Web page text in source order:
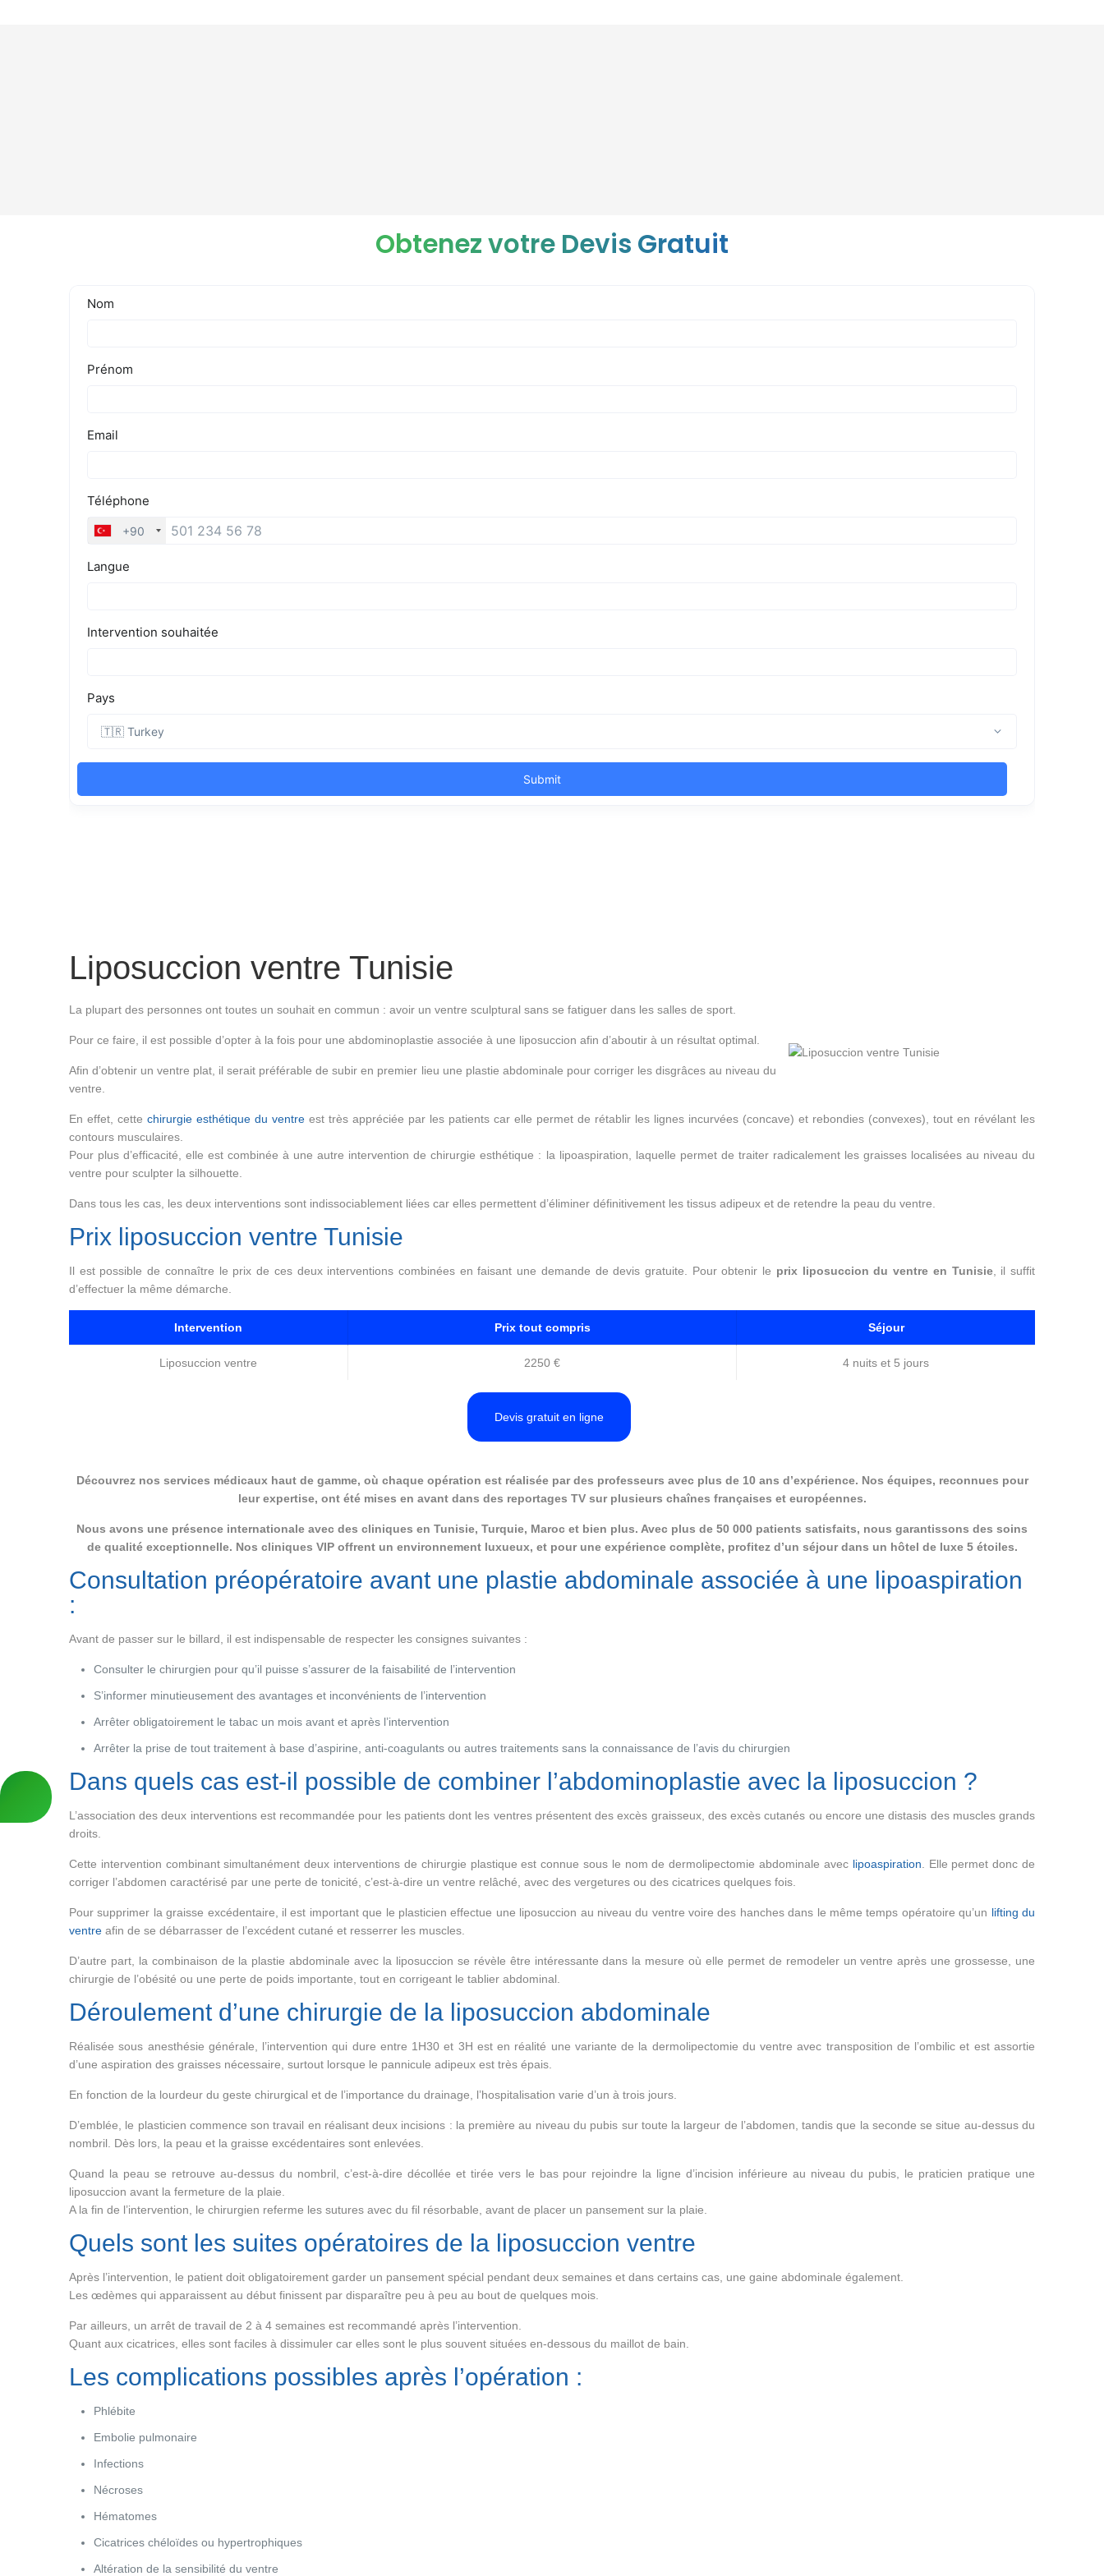
Obtenez votre Devis Gratuit
Liposuccion ventre Tunisie
La plupart des personnes ont toutes un souhait en commun : avoir un ventre sculptural sans se fatiguer dans les salles de sport.
Pour ce faire, il est possible d’opter à la fois pour une abdominoplastie associée à une liposuccion afin d’aboutir à un résultat optimal.
Afin d’obtenir un ventre plat, il serait préférable de subir en premier lieu une plastie abdominale pour corriger les disgrâces au niveau du
ventre.
En effet, cette chirurgie esthétique du ventre est très appréciée par les patients car elle permet de rétablir les lignes incurvées (concave) et rebondies (convexes), tout en révélant les
contours musculaires.
Pour plus d’efficacité, elle est combinée à une autre intervention de chirurgie esthétique : la lipoaspiration, laquelle permet de traiter radicalement les graisses localisées au niveau du
ventre pour sculpter la silhouette.
Dans tous les cas, les deux interventions sont indissociablement liées car elles permettent d’éliminer définitivement les tissus adipeux et de retendre la peau du ventre.
Prix liposuccion ventre Tunisie
Il est possible de connaître le prix de ces deux interventions combinées en faisant une demande de devis gratuite. Pour obtenir le prix liposuccion du ventre en Tunisie, il suffit
d’effectuer la même démarche.
Intervention Prix tout compris Séjour
Liposuccion ventre 2250 € 4 nuits et 5 jours
Devis gratuit en ligne
Découvrez nos services médicaux haut de gamme, où chaque opération est réalisée par des professeurs avec plus de 10 ans d’expérience. Nos équipes, reconnues pour
leur expertise, ont été mises en avant dans des reportages TV sur plusieurs chaînes françaises et européennes.
Nous avons une présence internationale avec des cliniques en Tunisie, Turquie, Maroc et bien plus. Avec plus de 50 000 patients satisfaits, nous garantissons des soins
de qualité exceptionnelle. Nos cliniques VIP offrent un environnement luxueux, et pour une expérience complète, profitez d’un séjour dans un hôtel de luxe 5 étoiles.
Consultation préopératoire avant une plastie abdominale associée à une lipoaspiration
:
Avant de passer sur le billard, il est indispensable de respecter les consignes suivantes :
Consulter le chirurgien pour qu’il puisse s’assurer de la faisabilité de l’intervention
S’informer minutieusement des avantages et inconvénients de l’intervention
Arrêter obligatoirement le tabac un mois avant et après l’intervention
Arrêter la prise de tout traitement à base d’aspirine, anti-coagulants ou autres traitements sans la connaissance de l’avis du chirurgien
Dans quels cas est-il possible de combiner l’abdominoplastie avec la liposuccion ?
L’association des deux interventions est recommandée pour les patients dont les ventres présentent des excès graisseux, des excès cutanés ou encore une distasis des muscles grands
droits.
Cette intervention combinant simultanément deux interventions de chirurgie plastique est connue sous le nom de dermolipectomie abdominale avec lipoaspiration . Elle permet donc de
corriger l’abdomen caractérisé par une perte de tonicité, c’est-à-dire un ventre relâché, avec des vergetures ou des cicatrices quelques fois.
Pour supprimer la graisse excédentaire, il est important que le plasticien effectue une liposuccion au niveau du ventre voire des hanches dans le même temps opératoire qu’un lifting du
ventre afin de se débarrasser de l’excédent cutané et resserrer les muscles.
D’autre part, la combinaison de la plastie abdominale avec la liposuccion se révèle être intéressante dans la mesure où elle permet de remodeler un ventre après une grossesse, une
chirurgie de l’obésité ou une perte de poids importante, tout en corrigeant le tablier abdominal.
Déroulement d’une chirurgie de la liposuccion abdominale
Réalisée sous anesthésie générale, l’intervention qui dure entre 1H30 et 3H est en réalité une variante de la dermolipectomie du ventre avec transposition de l’ombilic et est assortie
d’une aspiration des graisses nécessaire, surtout lorsque le pannicule adipeux est très épais.
En fonction de la lourdeur du geste chirurgical et de l’importance du drainage, l’hospitalisation varie d’un à trois jours.
D’emblée, le plasticien commence son travail en réalisant deux incisions : la première au niveau du pubis sur toute la largeur de l’abdomen, tandis que la seconde se situe au-dessus du
nombril. Dès lors, la peau et la graisse excédentaires sont enlevées.
Quand la peau se retrouve au-dessus du nombril, c’est-à-dire décollée et tirée vers le bas pour rejoindre la ligne d’incision inférieure au niveau du pubis, le praticien pratique une
liposuccion avant la fermeture de la plaie.
A la fin de l’intervention, le chirurgien referme les sutures avec du fil résorbable, avant de placer un pansement sur la plaie.
Quels sont les suites opératoires de la liposuccion ventre
Après l’intervention, le patient doit obligatoirement garder un pansement spécial pendant deux semaines et dans certains cas, une gaine abdominale également.
Les œdèmes qui apparaissent au début finissent par disparaître peu à peu au bout de quelques mois.
Par ailleurs, un arrêt de travail de 2 à 4 semaines est recommandé après l’intervention.
Quant aux cicatrices, elles sont faciles à dissimuler car elles sont le plus souvent situées en-dessous du maillot de bain.
Les complications possibles après l’opération :
Phlébite
Embolie pulmonaire
Infections
Nécroses
Hématomes
Cicatrices chéloïdes ou hypertrophiques
Altération de la sensibilité du ventre